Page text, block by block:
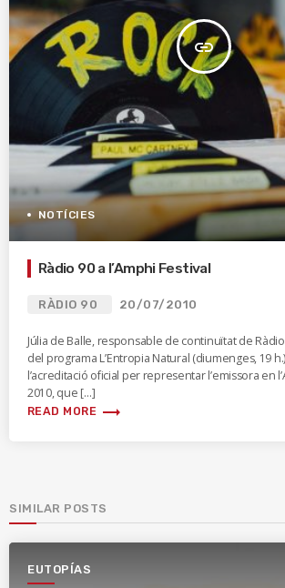
insert_link
NOTÍCIES
Ràdio 90 a l’Amphi Festival
RÀDIO 90 20/07/2010
Júlia de Balle, responsable de continuïtat de
del programa L’Entropia Natural (diumenges, 19
l’acreditació oficial per representar l’emissora en
2010, que […]
READ MORE trending_flat
SIMILAR POSTS
EUTOPÍAS